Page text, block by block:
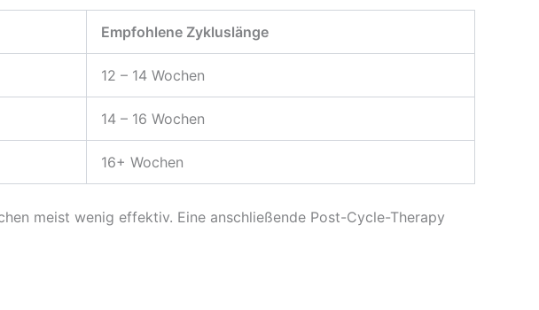
Empfohlene Zykluslänge
12 – 14 Wochen
14 – 16 Wochen
16+ Wochen
meist wenig effektiv. Eine anschließende Post-Cycle-Therapy